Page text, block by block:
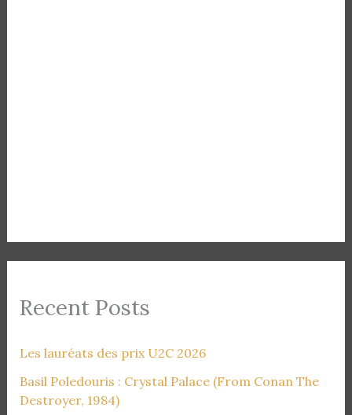
Recent Posts
Les lauréats des prix U2C 2026
Basil Poledouris : Crystal Palace (From Conan The
Destroyer, 1984)